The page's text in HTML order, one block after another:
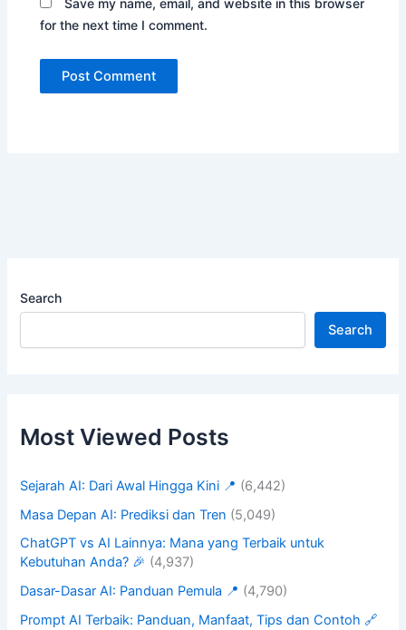
for the next time I comment.
Search
Search
Most Viewed Posts
Sejarah AI: Dari Awal Hingga Kini 📍 (6,442)
Masa Depan AI: Prediksi dan Tren (5,049)
ChatGPT vs AI Lainnya: Mana yang Terbaik untuk
Kebutuhan Anda? 🎉 (4,937)
Dasar-Dasar AI: Panduan Pemula 📍 (4,790)
Prompt AI Terbaik: Panduan, Manfaat, Tips dan Contoh 🔗